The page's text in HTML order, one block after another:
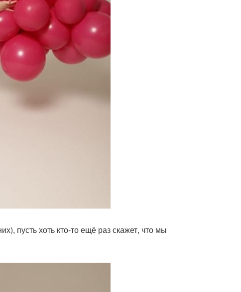
пусть хоть кто-то ещё раз скажет, что мы